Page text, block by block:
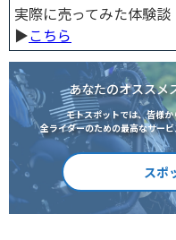
実際に売ってみた体験談
▶︎こちら
あなたのオススメ
モトスポットでは、皆様
全ライダーのための最高なサー
スポ